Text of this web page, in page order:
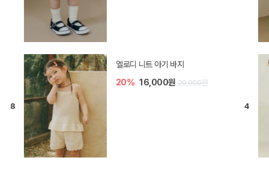
엘로디 니트 아기 바지
20% 16,000원 20,000원